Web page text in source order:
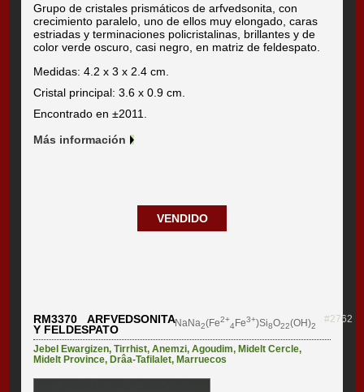
Grupo de cristales prismáticos de arfvedsonita, con
crecimiento paralelo, uno de ellos muy elongado, caras
estriadas y terminaciones policristalinas, brillantes y de
color verde oscuro, casi negro, en matriz de feldespato.
Medidas: 4.2 x 3 x 2.4 cm.
Cristal principal: 3.6 x 0.9 cm.
Encontrado en ±2011.
Más información
VENDIDO
RM3370 ARFVEDSONITA
Y FELDESPATO
NaNa2(Fe2+
4Fe3+)Si8O22(OH)2
#2762
Jebel Ewargizen,Tirrhist,Anemzi,Agoudim,Midelt Cercle,
Midelt Province,Drâa-Tafilalet,Marruecos